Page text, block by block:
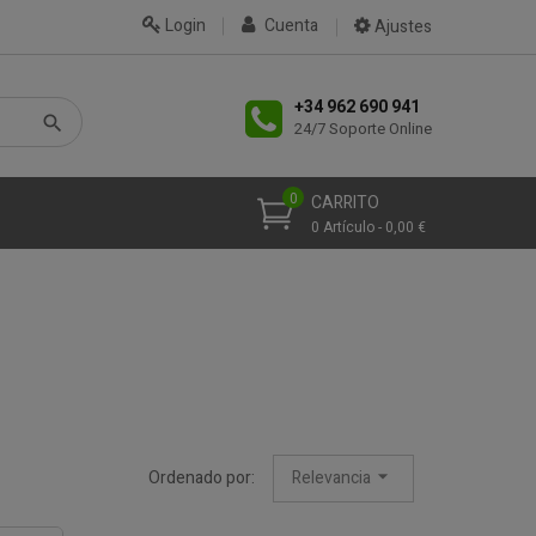
Ajustes
Cuenta
Login
+34 962 690 941
24/7 Soporte Online
CARRITO
0 Artículo - 0,00 €
0
Ordenado por: Relevancia